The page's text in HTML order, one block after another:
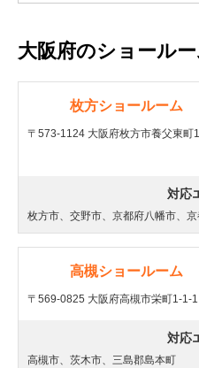
大阪府のショール
枚方ショールーム
〒573-1124 大阪府枚方市養父東町
対応
枚方市、交野市、京都府八幡市、
高槻ショールーム
〒569-0825 大阪府高槻市栄町1-1-1
対応
高槻市、茨木市、三島郡島本町